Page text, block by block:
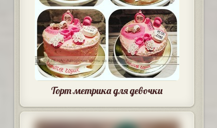
Торт метрика для девочки